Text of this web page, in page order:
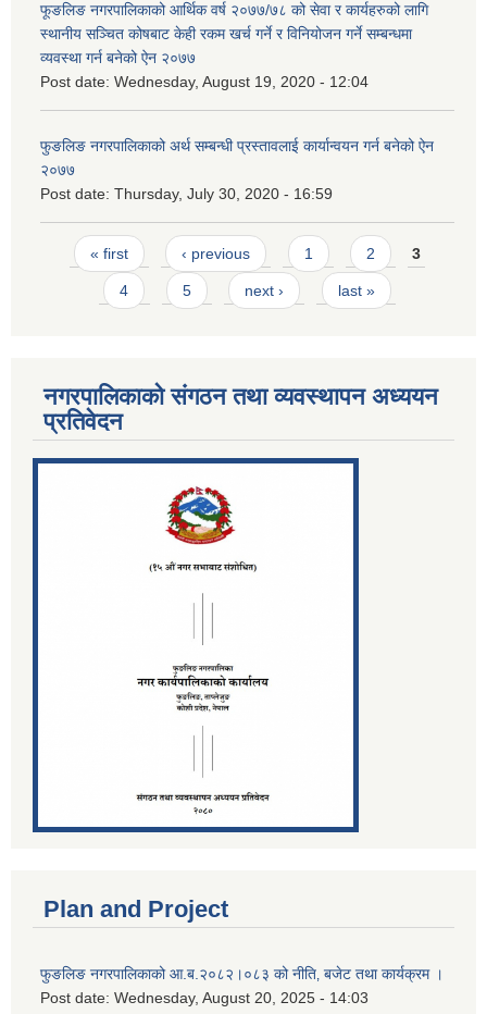
फूङलिङ नगरपालिकाको आर्थिक वर्ष २०७७/७८ को सेवा र कार्यहरुको लागि
स्थानीय सञ्चित कोषबाट केही रकम खर्च गर्ने र विनियोजन गर्ने सम्बन्धमा
व्यवस्था गर्न बनेको ऐन २०७७
Post date: Wednesday, August 19, 2020 - 12:04
फुङलिङ नगरपालिकाको अर्थ सम्बन्धी प्रस्तावलाई कार्यान्वयन गर्न बनेको ऐन
२०७७
Post date: Thursday, July 30, 2020 - 16:59
Pages
« first ‹ previous 1 2 3
4 5 next › last »
नगरपालिकाको संगठन तथा व्यवस्थापन अध्ययन
प्रतिवेदन
Plan and Project
फुङलिङ नगरपालिकाको आ.ब.२०८२।०८३ को नीति‚ बजेट तथा कार्यक्रम ।
Post date: Wednesday, August 20, 2025 - 14:03